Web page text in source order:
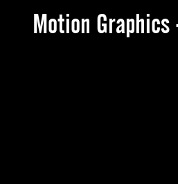
Motion